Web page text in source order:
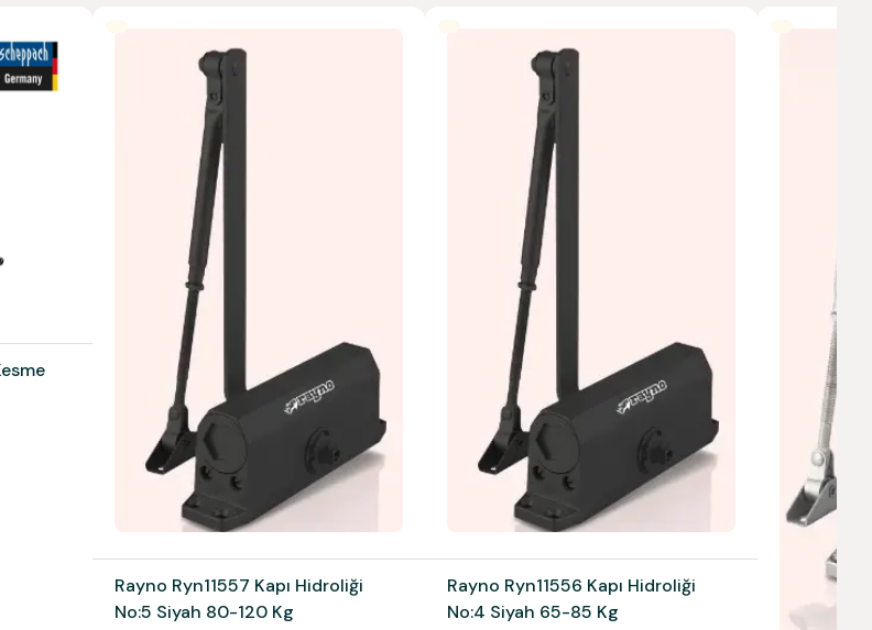
Rayno Ryn11557 Kapı Hidroliği
No:5 Siyah 80-120 Kg
Rayno Ryn11556 Kapı Hidroliği
No:4 Siyah 65-85 Kg